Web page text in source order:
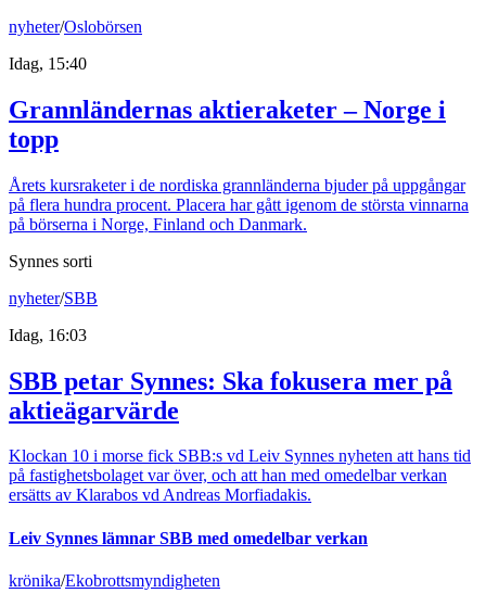
nyheter/Oslobörsen
Idag, 15:40
Grannländernas aktieraketer – Norge i
topp
Årets kursraketer i de nordiska grannländerna bjuder på uppgångar
på flera hundra procent. Placera har gått igenom de största vinnarna
på börserna i Norge, Finland och Danmark.
Synnes sorti
nyheter/SBB
Idag, 16:03
SBB petar Synnes: Ska fokusera mer på
aktieägarvärde
Klockan 10 i morse fick SBB:s vd Leiv Synnes nyheten att hans tid
på fastighetsbolaget var över, och att han med omedelbar verkan
ersätts av Klarabos vd Andreas Morfiadakis.
Leiv Synnes lämnar SBB med omedelbar verkan
krönika/Ekobrottsmyndigheten